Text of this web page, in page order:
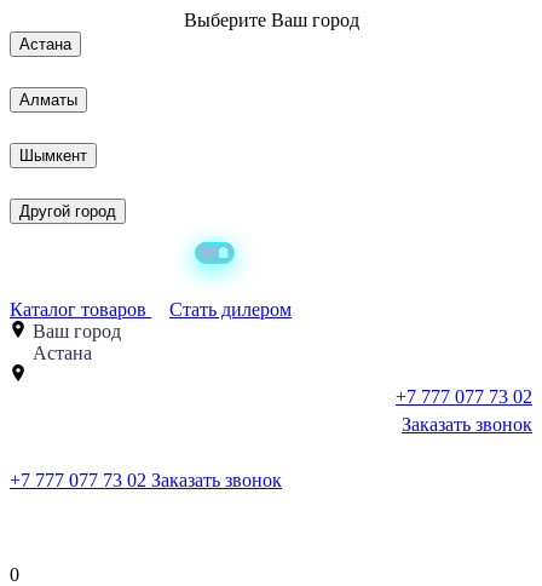
Выберите Ваш город
Астана
Алматы
Шымкент
Другой город
Каталог товаров
Стать дилером
Ваш город
Астана
+7 777 077 73 02
Заказать звонок
+7 777 077 73 02 Заказать звонок
0